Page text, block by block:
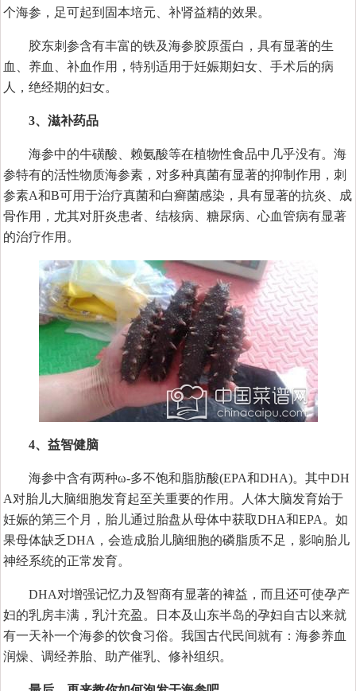
个海参，足可起到固本培元、补肾益精的效果。
胶东刺参含有丰富的铁及海参胶原蛋白，具有显著的生
血、养血、补血作用，特别适用于妊娠期妇女、手术后的病
人，绝经期的妇女。
3、滋补药品
海参中的牛磺酸、赖氨酸等在植物性食品中几乎没有。海
参特有的活性物质海参素，对多种真菌有显著的抑制作用，刺
参素A和B可用于治疗真菌和白癣菌感染，具有显著的抗炎、成
骨作用，尤其对肝炎患者、结核病、糖尿病、心血管病有显著
的治疗作用。
4、益智健脑
海参中含有两种ω-多不饱和脂肪酸(EPA和DHA)。其中DH
A对胎儿大脑细胞发育起至关重要的作用。人体大脑发育始于
妊娠的第三个月，胎儿通过胎盘从母体中获取DHA和EPA。如
果母体缺乏DHA，会造成胎儿脑细胞的磷脂质不足，影响胎儿
神经系统的正常发育。
DHA对增强记忆力及智商有显著的裨益，而且还可使孕产
妇的乳房丰满，乳汁充盈。日本及山东半岛的孕妇自古以来就
有一天补一个海参的饮食习俗。我国古代民间就有：海参养血
润燥、调经养胎、助产催乳、修补组织。